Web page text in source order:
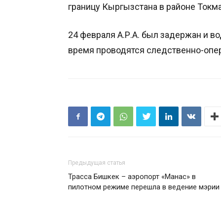
границу Кыргызстана в районе
24 февраля А.Р.А. был задержан и
время проводятся следственно-
Предыдущая статья
Трасса Бишкек – аэропорт «Манас» в
пилотном режиме перешла в ведение мэрии